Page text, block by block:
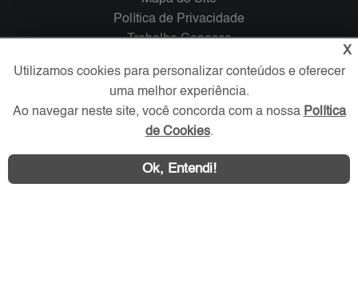
Política de Privacidade
Trabalhe Conosco
Verificada por
Redes Sociais
X
Utilizamos cookies para personalizar conteúdos e oferecer
uma melhor experiência.
Ao navegar neste site, você concorda com a nossa Política
de Cookies.
Ok, Entendi!